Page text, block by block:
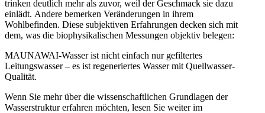
trinken deutlich mehr als zuvor, weil der Geschmack sie dazu
einlädt. Andere bemerken Veränderungen in ihrem
Wohlbefinden. Diese subjektiven Erfahrungen decken sich mit
dem, was die biophysikalischen Messungen objektiv belegen:
MAUNAWAI-Wasser ist nicht einfach nur gefiltertes
Leitungswasser – es ist regeneriertes Wasser mit Quellwasser-
Qualität.
Wenn Sie mehr über die wissenschaftlichen Grundlagen der
Wasserstruktur erfahren möchten, lesen Sie weiter im